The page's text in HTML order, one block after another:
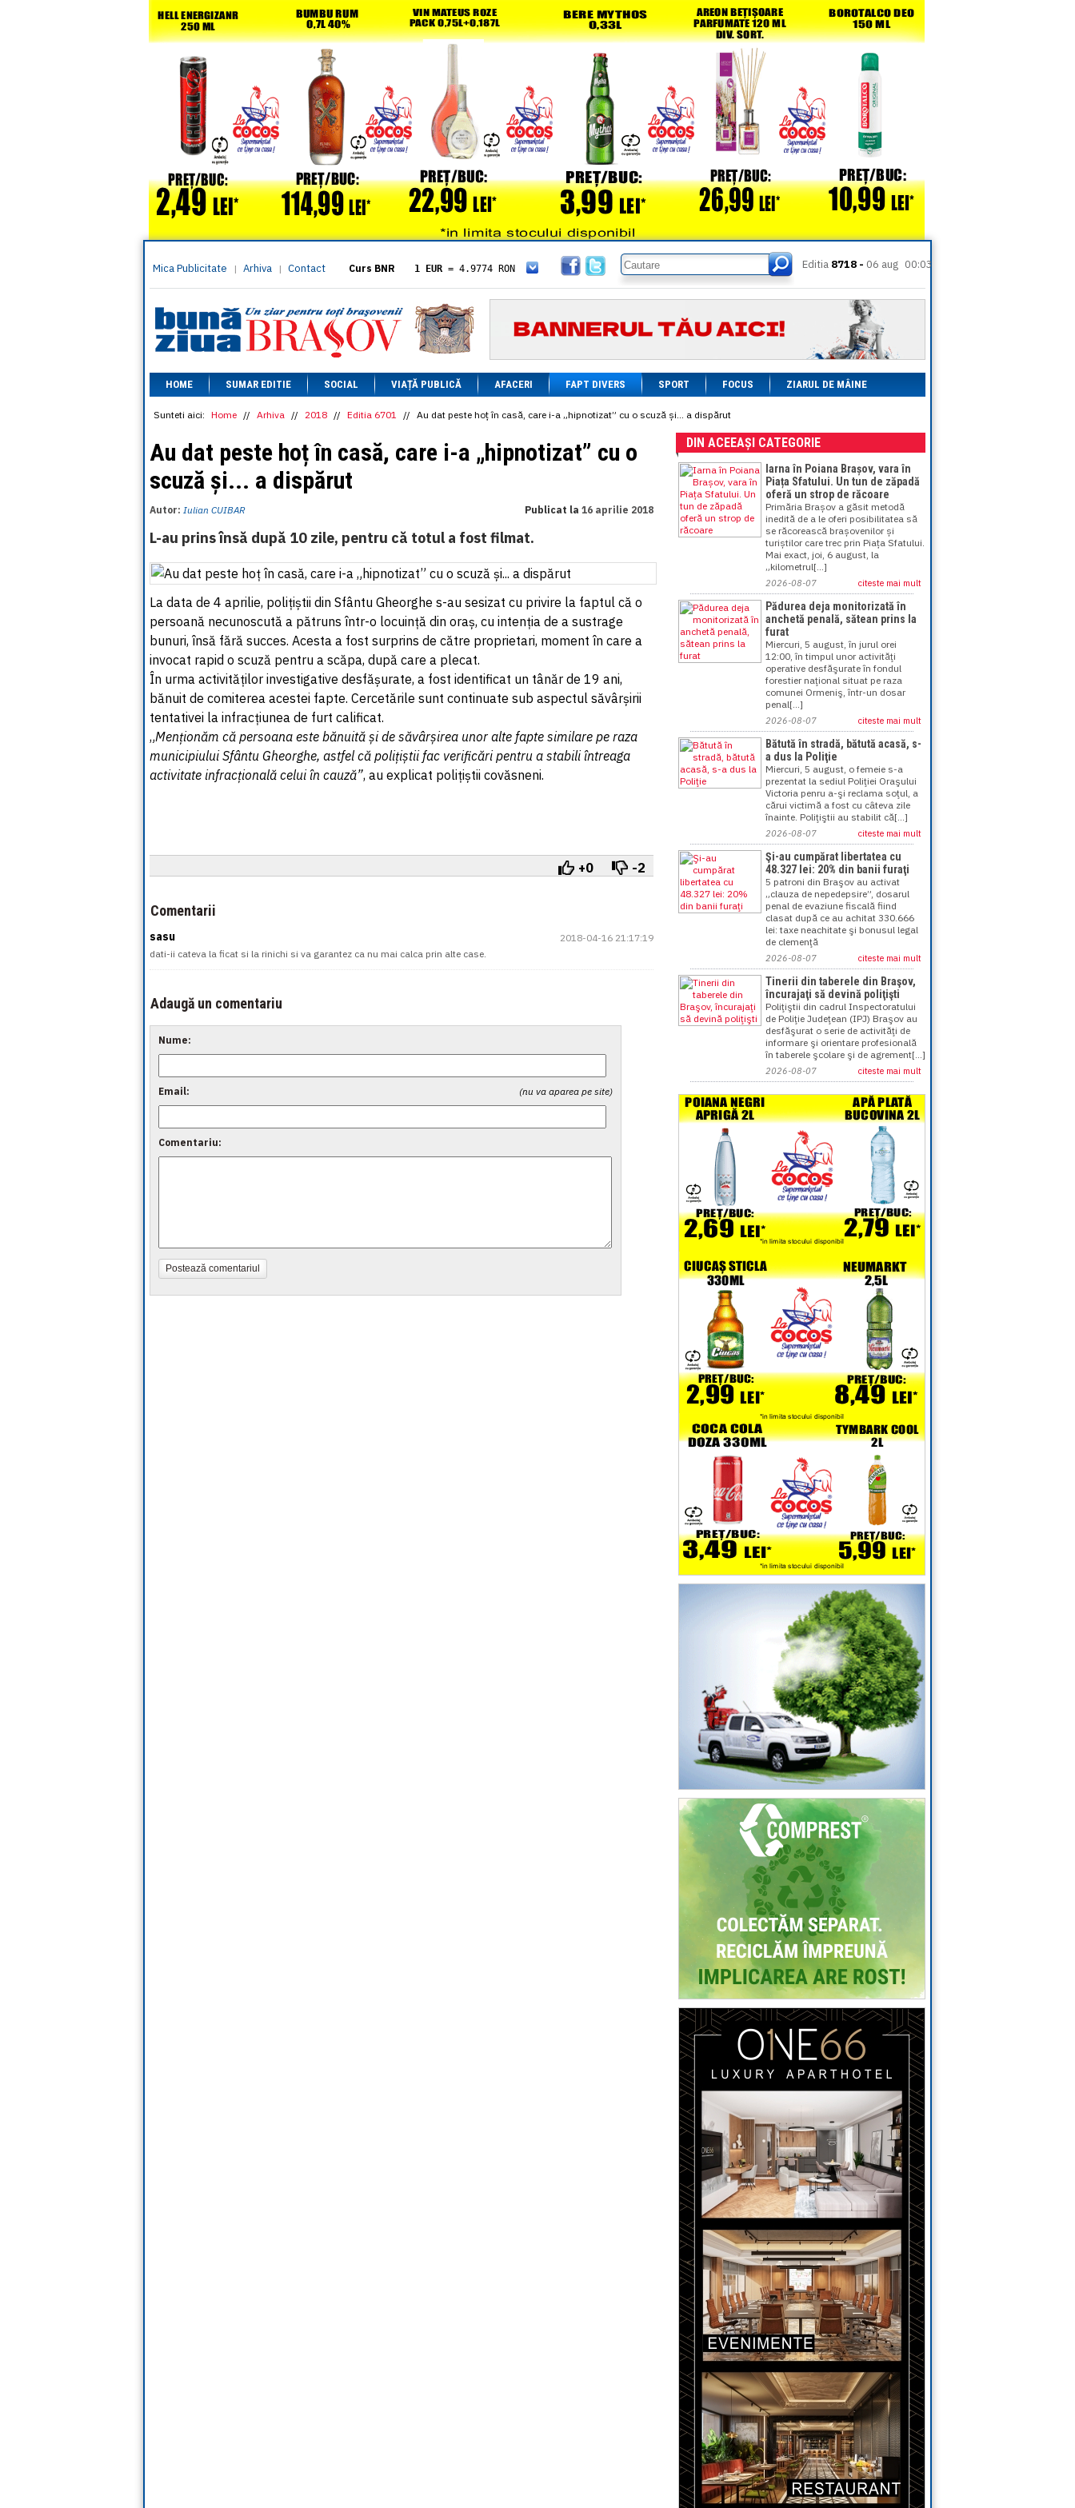
Mica Publicitate | Arhiva | Contact Curs BNR 1 EUR = 4.9774 RON
= 5.8304 RON
1 XAU= 464.4611 RON
1 AED= 1.1933 RON
1 AUD= 2.7957 RON
1 BGN= 2.5449 RON
1 CAD= 3.1559 RON
1 CHF= 5.2813 RON
1 CNY= 0.6015 RON
= 0.6668 RON
1 EGP
= 0.0860 RON
1 MXN= 0.2227 RON
1 NZD= 2.6097 RON
1 PLN= 1.1646 RON
1 RSD= 0.0425 RON
1 RUB
= 0.0530 RON
1 SEK= 0.4526 RON
1 TRY= 0.1141 RON
1 UAH= 0.1048 RON
1 XDR
= 5.9383 RON
1 ZAR= 0.2318 RON
Editia 8718 - 06 aug 00:03
HOME SUMAR EDITIE SOCIAL VIAȚĂ PUBLICĂ AFACERI FAPT DIVERS SPORT FOCUS ZIARUL DE MÂINE
Sunteti aici: Home // Arhiva // 2018 // Editia 6701 // Au dat peste hoț în casă, care i-a „hipnotizat” cu o scuză și... a dispărut
Au dat peste hoț în casă, care i-a „hipnotizat” cu o
scuză și... a dispărut
Autor: Iulian CUIBAR Publicat la 16 aprilie 2018
L-au prins însă după 10 zile, pentru că totul a fost filmat.
La data de 4 aprilie, polițiștii din Sfântu Gheorghe s-au sesizat cu privire la faptul că o
persoană necunoscută a pătruns într-o locuință din oraș, cu intenția de a sustrage
bunuri, însă fără succes. Acesta a fost surprins de către proprietari, moment în care a
invocat rapid o scuză pentru a scăpa, după care a plecat.
În urma activităților investigative desfășurate, a fost identificat un tânăr de 19 ani,
bănuit de comiterea acestei fapte. Cercetările sunt continuate sub aspectul săvârșirii
tentativei la infracțiunea de furt calificat.
„Menționăm că persoana este bănuită și de săvârșirea unor alte fapte similare pe raza
municipiului Sfântu Gheorghe, astfel că polițiștii fac verificări pentru a stabili întreaga
activitate infracțională celui în cauză”, au explicat polițiștii covăsneni.
+0 -2
Comentarii
sasu
2018-04-16 21:17:19
dati-ii cateva la ficat si la rinichi si va garantez ca nu mai calca prin alte case.
Adaugă un comentariu
Nume:
(nu va aparea pe site)
Email:
Comentariu:
Postează comentariul
DIN ACEEAȘI CATEGORIE
Iarna în Poiana Brașov, vara în
Piața Sfatului. Un tun de zăpadă
oferă un strop de răcoare
Primăria Brașov a găsit metodă
inedită de a le oferi posibilitatea să
se răcorească brașovenilor și
turiștilor care trec prin Piața Sfatului.
Mai exact, joi, 6 august, la
„kilometrul[...]
2026-08-07 citeste mai mult
Pădurea deja monitorizată în
anchetă penală, sătean prins la
furat
Miercuri, 5 august, în jurul orei
12:00, în timpul unor activităţi
operative desfăşurate în fondul
forestier naţional situat pe raza
comunei Ormeniş, într-un dosar
penal[...]
2026-08-07 citeste mai mult
Bătută în stradă, bătută acasă, s-
a dus la Poliţie
Miercuri, 5 august, o femeie s-a
prezentat la sediul Poliţiei Oraşului
Victoria penru a-şi reclama soţul, a
cărui victimă a fost cu câteva zile
înainte. Poliţiştii au stabilit că[...]
2026-08-07 citeste mai mult
Şi-au cumpărat libertatea cu
48.327 lei: 20% din banii furaţi
5 patroni din Braşov au activat
„clauza de nepedepsire”, dosarul
penal de evaziune fiscală fiind
clasat după ce au achitat 330.666
lei: taxe neachitate şi bonusul legal
de clemenţă
2026-08-07 citeste mai mult
Tinerii din taberele din Braşov,
încurajaţi să devină poliţişti
Poliţiştii din cadrul Inspectoratului
de Poliţie Judeţean (IPJ) Braşov au
desfăşurat o serie de activităţi de
informare şi orientare profesională
în taberele şcolare şi de agrement[...]
2026-08-07 citeste mai mult